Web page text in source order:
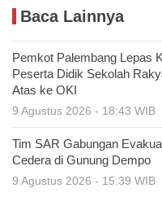
Baca Lainnya
Pemkot Palembang Lepas
Peserta Didik Sekolah
Atas ke OKI
9 Agustus 2026 - 18:43 WIB
Tim SAR Gabungan
Cedera di Gunung Dempo
9 Agustus 2026 - 15:39 WIB